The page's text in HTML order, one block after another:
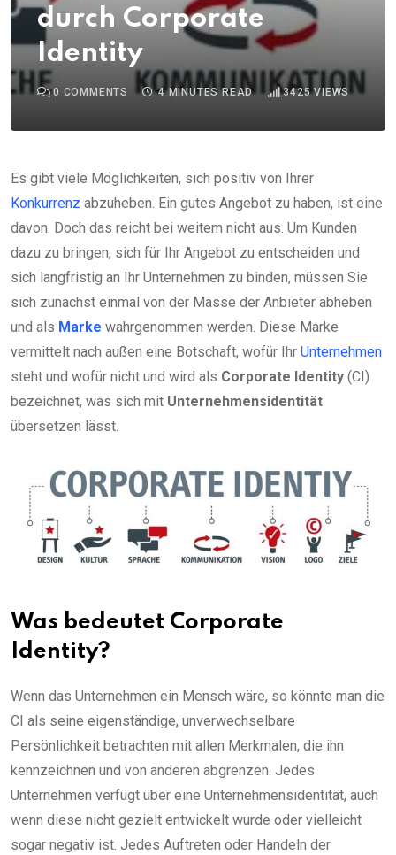
durch Corporate
Identity
0 COMMENTS 4 MINUTES READ 3425VIEWS
Es gibt viele Möglichkeiten, sich positiv von Ihrer
Konkurrenz abzuheben. Ein gutes Angebot zu haben, ist eine
davon. Doch das reicht bei weitem nicht aus. Um Kunden
dazu zu bringen, sich für Ihr Angebot zu entscheiden und
sich langfristig an Ihr Unternehmen zu binden, müssen Sie
sich zunächst einmal von der Masse der Anbieter abheben
und als Marke wahrgenommen werden. Diese Marke
vermittelt nach außen eine Botschaft, wofür Ihr Unternehmen
steht und wofür nicht und wird als Corporate Identity (CI)
bezeichnet, was sich mit Unternehmensidentität
übersetzen lässt.
Was bedeutet Corporate
Identity?
Wenn das Unternehmen ein Mensch wäre, so könnte man die
CI als seine eigenständige, unverwechselbare
Persönlichkeit betrachten mit allen Merkmalen, die ihn
kennzeichnen und von anderen abgrenzen. Jedes
Unternehmen verfügt über eine Unternehmensidentität, auch
wenn diese nicht gezielt entwickelt wurde oder vielleicht
sogar negativ ist. Jedes Auftreten oder Handeln der